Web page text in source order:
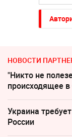
НОВОСТИ
"Никто не
происходящее
Украина
России